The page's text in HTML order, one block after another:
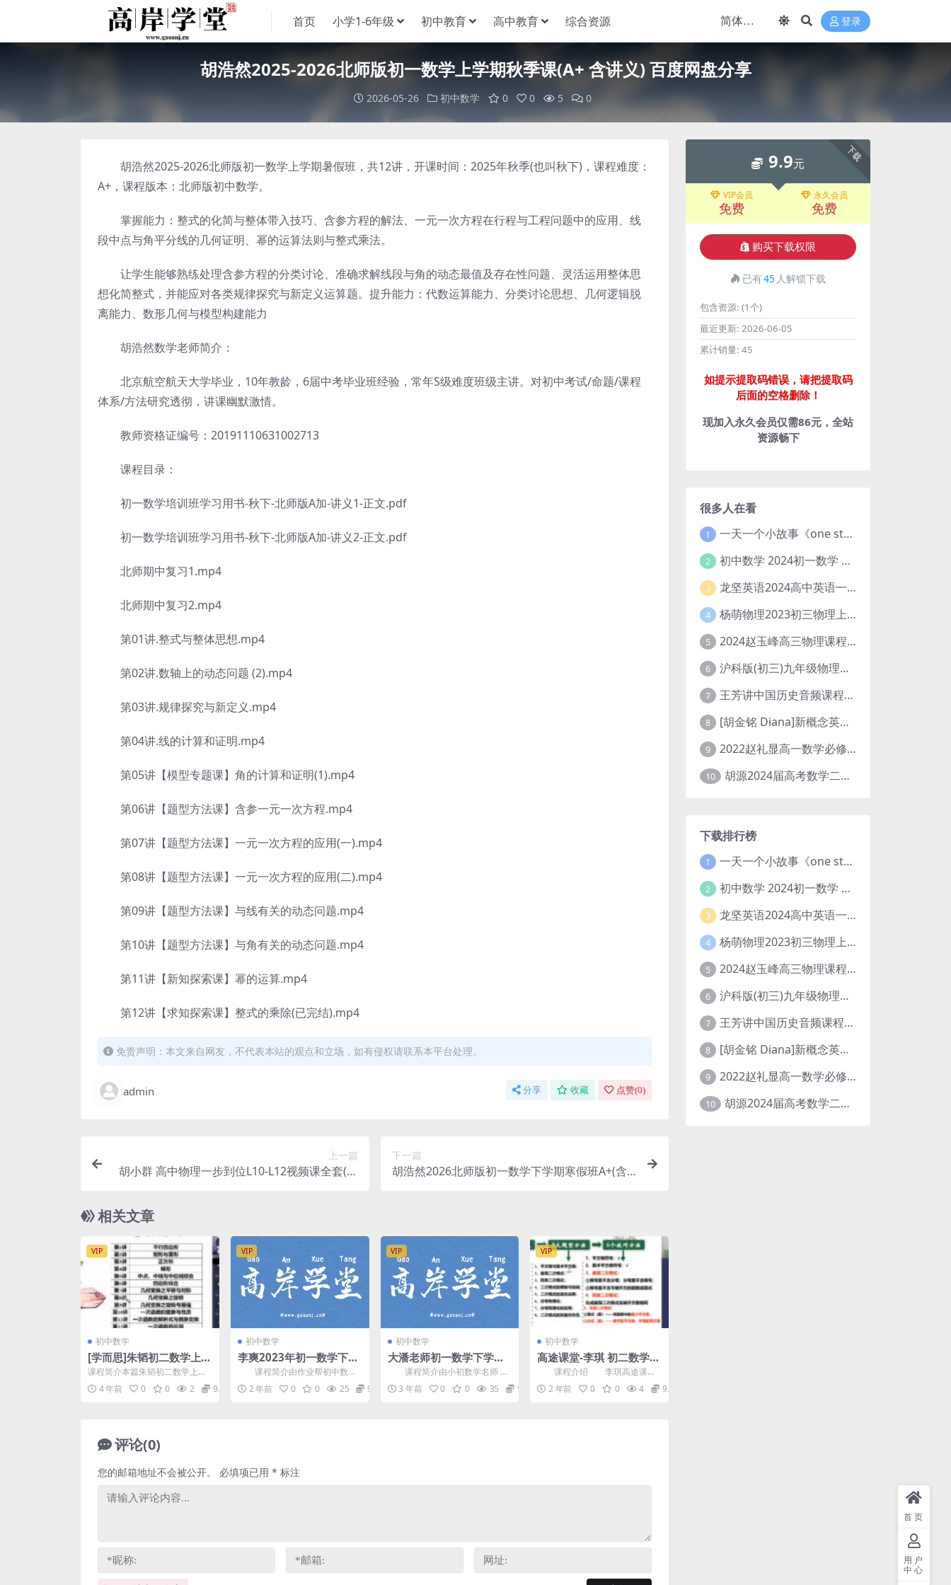
首页 小学1-6年级 初中教育 高中教育 综合资源 登录
胡浩然2025-2026北师版初一数学上学期秋季课(A+ 含讲义) 百度网盘分享
2026-05-26 初中数学 0 0 5 0
胡浩然2025-2026北师版初一数学上学期暑假班，共12讲，开课时间：2025年秋季(也叫秋下)，课程难度：
A+，课程版本：北师版初中数学。
掌握能力：整式的化简与整体带入技巧、含参方程的解法、一元一次方程在行程与工程问题中的应用、线
段中点与角平分线的几何证明、幂的运算法则与整式乘法。
让学生能够熟练处理含参方程的分类讨论、准确求解线段与角的动态最值及存在性问题、灵活运用整体思
想化简整式，并能应对各类规律探究与新定义运算题。提升能力：代数运算能力、分类讨论思想、几何逻辑脱
离能力、数形几何与模型构建能力
胡浩然数学老师简介：
北京航空航天大学毕业，10年教龄，6届中考毕业班经验，常年S级难度班级主讲。对初中考试/命题/课程
体系/方法研究透彻，讲课幽默激情。
教师资格证编号：20191110631002713
课程目录：
初一数学培训班学习用书-秋下-北师版A加-讲义1-正文.pdf
初一数学培训班学习用书-秋下-北师版A加-讲义2-正文.pdf
北师期中复习1.mp4
北师期中复习2.mp4
第01讲.整式与整体思想.mp4
第02讲.数轴上的动态问题 (2).mp4
第03讲.规律探究与新定义.mp4
第04讲.线的计算和证明.mp4
第05讲【模型专题课】角的计算和证明(1).mp4
第06讲【题型方法课】含参一元一次方程.mp4
第07讲【题型方法课】一元一次方程的应用(一).mp4
第08讲【题型方法课】一元一次方程的应用(二).mp4
第09讲【题型方法课】与线有关的动态问题.mp4
第10讲【题型方法课】与角有关的动态问题.mp4
第11讲【新知探索课】幂的运算.mp4
第12讲【求知探索课】整式的乘除(已完结).mp4
免责声明：本文来自网友，不代表本站的观点和立场，如有侵权请联系本平台处理。
admin 分享 收藏 点赞(0)
上一篇
胡小群 高中物理一步到位L10-L12视频课全套(高
下一篇
胡浩然2026北师版初一数学下学期寒假班A+(含
相关文章
VIP
初中数学
[学而思]朱韬初二数学上学
期全国目标班网课合集(暑
秋 含讲义)百度网盘资源下
载
课程简介本篇朱韬初二数学上学
期全国目标班网课合集，由学而
思初中数学名师 朱韬 老...
4 年前 0 0 2 9.9
VIP
初中数学
李爽2023年初一数学下学
期春季尖端班授课视频(A
+)网盘资源
课程简介由作业帮初中数学
李爽(木子大王) 讲课，英国曼彻
斯特大学研究生，讲...
2 年前 0 0 25 9.9
VIP
初中数学
大潘老师初一数学下学期
寒春联报资源(人教版)百度
网盘
课程简介由小初数学名师 大
潘(潘佳生) 讲课，人教版七年级
初一数学下学期寒假...
3 年前 0 0 35 9.9
VIP
初中数学
高途课堂-李琪 初二数学2
023年秋季班百度网盘分
享
课程介绍 李琪高途课堂
初二数学课程，VIP会员可通过网
盘转存下载或者在线播...
2 年前 0 0 4 9.9
评论(0)
您的邮箱地址不会被公开。 必填项已用 * 标注
下载
9.9元
VIP会员
免费
永久会员
免费
购买下载权限
已有45 人解锁下载
包含资源: (1个)
最近更新: 2026-06-05
累计销量: 45
如提示提取码错误，请把提取码
后面的空格删除！
现加入永久会员仅需86元，全站
资源畅下
很多人在看
1 一天一个小故事《one story a day》初中版 百度网盘分享下载
2 初中数学 2024初一数学 朱韬数学 S班春季下 A+班春季下 百度云网盘
3 龙坚英语2024高中英语一轮系统班(全国卷+北京卷)
4 杨萌物理2023初三物理上秋季A+班(视频+讲义) 百度网盘分享
5 2024赵玉峰高三物理课程24年高考物理一轮复习网课教程
6 沪科版(初三)九年级物理全一册网课教学视频全集(录播版 杜春雨 66讲)
7 王芳讲中国历史音频课程全集(上下五千年)
8 [胡金铭 Diana]新概念英语第1册教学视频课程(全集 百度网盘下载)
9 2022赵礼显高一数学必修一课程视频资源(秋季班 含讲义)百度网盘云
10 胡源2024届高考数学二轮寒假春季精讲 百度网盘分享
下载排行榜
1 一天一个小故事《one story a day》初中版 百度网盘分享下载
2 初中数学 2024初一数学 朱韬数学 S班春季下 A+班春季下 百度云网盘
3 龙坚英语2024高中英语一轮系统班(全国卷+北京卷)
4 杨萌物理2023初三物理上秋季A+班(视频+讲义) 百度网盘分享
5 2024赵玉峰高三物理课程24年高考物理一轮复习网课教程
6 沪科版(初三)九年级物理全一册网课教学视频全集(录播版 杜春雨 66讲)
7 王芳讲中国历史音频课程全集(上下五千年)
8 [胡金铭 Diana]新概念英语第1册教学视频课程(全集 百度网盘下载)
9 2022赵礼显高一数学必修一课程视频资源(秋季班 含讲义)百度网盘云
10 胡源2024届高考数学二轮寒假春季精讲 百度网盘分享
首页
用户
中心